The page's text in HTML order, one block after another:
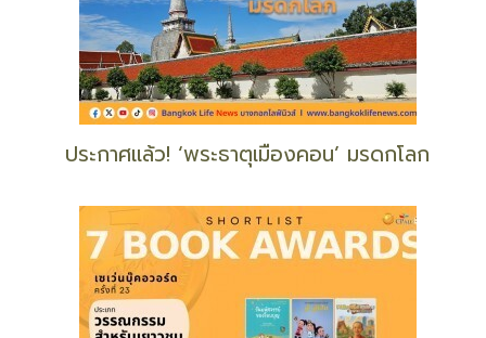
ประกาศแล้ว! ‘พระธาตุเมืองคอน’ มรดกโลก